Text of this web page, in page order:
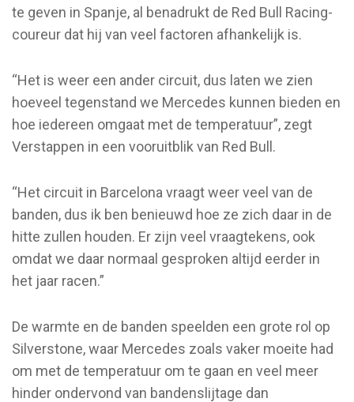
te geven in Spanje, al benadrukt de Red Bull Racing-
coureur dat hij van veel factoren afhankelijk is.
“Het is weer een ander circuit, dus laten we zien
hoeveel tegenstand we Mercedes kunnen bieden en
hoe iedereen omgaat met de temperatuur”, zegt
Verstappen in een vooruitblik van Red Bull.
“Het circuit in Barcelona vraagt weer veel van de
banden, dus ik ben benieuwd hoe ze zich daar in de
hitte zullen houden. Er zijn veel vraagtekens, ook
omdat we daar normaal gesproken altijd eerder in
het jaar racen.”
De warmte en de banden speelden een grote rol op
Silverstone, waar Mercedes zoals vaker moeite had
om met de temperatuur om te gaan en veel meer
hinder ondervond van bandenslijtage dan